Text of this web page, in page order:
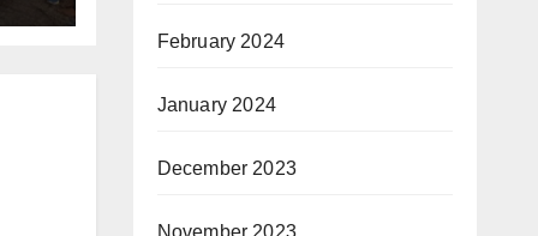
February 2024
January 2024
December 2023
November 2023